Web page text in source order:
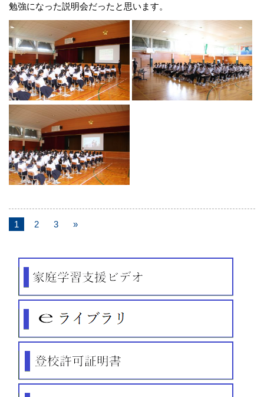
勉強になった説明会だったと思います。
1 2 3 »